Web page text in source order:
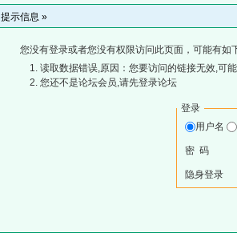
提示信息 »
您没有登录或者您没有权限访问此页面，可能有如
读取数据错误,原因：您要访问的链接无效,可
您还不是论坛会员,请先登录论坛
登录
用户名
密 码
隐身登录